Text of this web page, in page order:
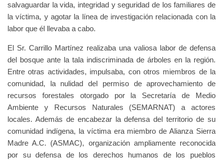
salvaguardar la vida, integridad y seguridad de los familiares de
la víctima, y agotar la línea de investigación relacionada con la
labor que él llevaba a cabo.
El Sr. Carrillo Martínez realizaba una valiosa labor de defensa
del bosque ante la tala indiscriminada de árboles en la región.
Entre otras actividades, impulsaba, con otros miembros de la
comunidad, la nulidad del permiso de aprovechamiento de
recursos forestales otorgado por la Secretaría de Medio
Ambiente y Recursos Naturales (SEMARNAT) a actores
locales. Además de encabezar la defensa del territorio de su
comunidad indígena, la víctima era miembro de Alianza Sierra
Madre A.C. (ASMAC), organización ampliamente reconocida
por su defensa de los derechos humanos de los pueblos